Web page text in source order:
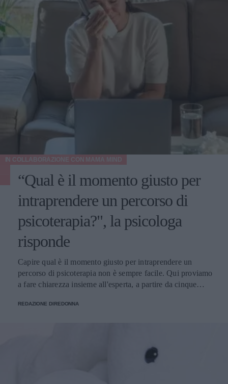
“Qual è il momento giusto per
intraprendere un percorso di
psicoterapia?", la psicologa
risponde
Capire qual è il momento giusto per intraprendere un
percorso di psicoterapia non è sempre facile. Qui proviamo
a fare chiarezza insieme all'esperta, a partire da cinque
IN COLLABORAZIONE CON MAMA MIND
REDAZIONE DIREDONNA